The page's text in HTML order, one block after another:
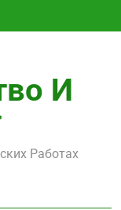
И
Работах